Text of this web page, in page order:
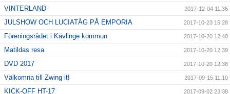
VINTERLAND 2017-12-04 11:36
JULSHOW OCH LUCIATÅG PÅ EMPORIA 2017-10-23 15:28
Föreningsrådet i Kävlinge kommun 2017-10-20 12:40
Matildas resa 2017-10-20 12:39
DVD 2017 2017-10-20 12:38
Välkomna till Zwing it! 2017-09-15 11:10
KICK-OFF HT-17 2017-09-02 23:38